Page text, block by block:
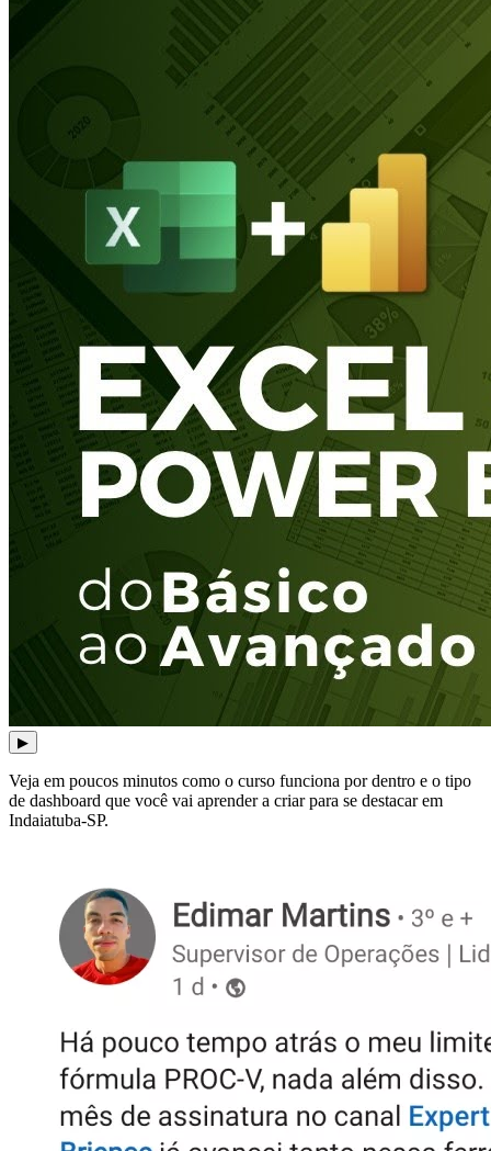
▶
Veja em poucos minutos como o curso funciona por dentro e o tipo
de dashboard que você vai aprender a criar para se destacar em
Indaiatuba-SP.